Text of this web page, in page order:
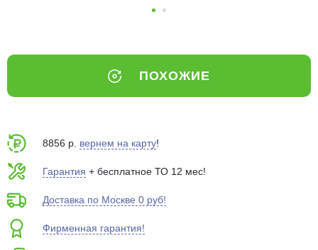
ПОХОЖИЕ
8856 р. вернем на карту!
Гарантия + бесплатное ТО 12 мес!
Доставка по Москве 0 руб!
Фирменная гарантия!
выбранный способом
Оставшиеся75% будут
Подробнее